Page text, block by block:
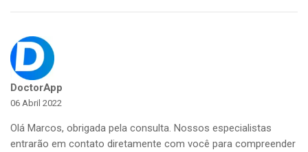
DoctorApp
06 Abril 2022
Olá Marcos, obrigada pela consulta. Nossos especialistas
entrarão em contato diretamente com você para compreender